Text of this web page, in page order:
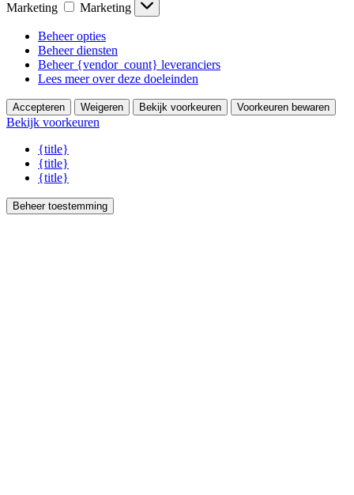
Marketing
Marketing
Beheer opties
Beheer diensten
Beheer {vendor_count} leveranciers
Lees meer over deze doeleinden
Accepteren Weigeren Bekijk voorkeuren Voorkeuren bewaren
Bekijk voorkeuren
{title}
{title}
{title}
Beheer toestemming